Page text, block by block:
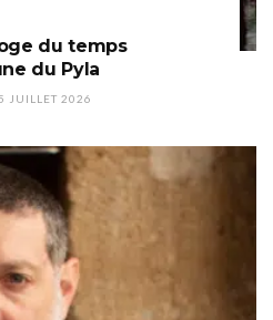
du temps
du Pyla
JUILLET 2026